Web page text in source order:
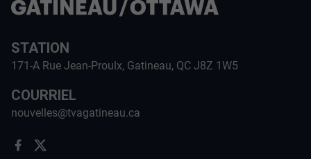
STATION
171-A Rue Jean-Proulx, Gatineau, QC J8Z 1W5
COURRIEL
nouvelles@tvagatineau.ca